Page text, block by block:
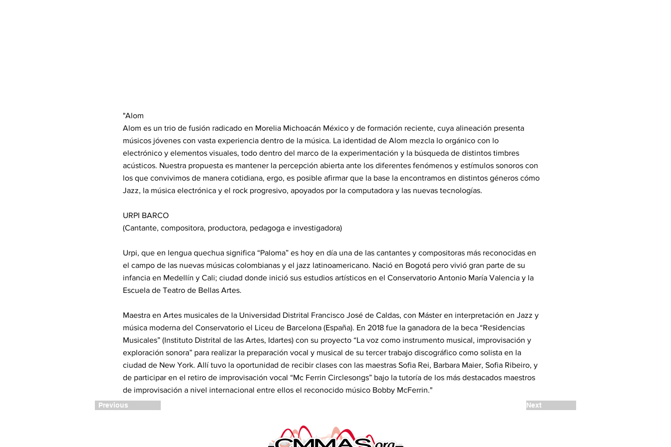
"Alom
Alom es un trio de fusión radicado en Morelia Michoacán México y de formación reciente, cuya alineación presenta
músicos jóvenes con vasta experiencia dentro de la música. La identidad de Alom mezcla lo orgánico con lo
electrónico y elementos visuales, todo dentro del marco de la experimentación y la búsqueda de distintos timbres
acústicos. Nuestra propuesta es mantener la percepción abierta ante los diferentes fenómenos y estímulos sonoros con
los que convivimos de manera cotidiana, ergo, es posible afirmar que la base la encontramos en distintos géneros cómo
Jazz, la música electrónica y el rock progresivo, apoyados por la computadora y las nuevas tecnologías.
URPI BARCO
(Cantante, compositora, productora, pedagoga e investigadora)
Urpi, que en lengua quechua significa “Paloma” es hoy en día una de las cantantes y compositoras más reconocidas en
el campo de las nuevas músicas colombianas y el jazz latinoamericano. Nació en Bogotá pero vivió gran parte de su
infancia en Medellín y Cali; ciudad donde inició sus estudios artísticos en el Conservatorio Antonio María Valencia y la
Escuela de Teatro de Bellas Artes.
Maestra en Artes musicales de la Universidad Distrital Francisco José de Caldas, con Máster en interpretación en Jazz y
música moderna del Conservatorio el Liceu de Barcelona (España). En 2018 fue la ganadora de la beca “Residencias
Musicales” (Instituto Distrital de las Artes, Idartes) con su proyecto “La voz como instrumento musical, improvisación y
exploración sonora” para realizar la preparación vocal y musical de su tercer trabajo discográfico como solista en la
ciudad de New York. Allí tuvo la oportunidad de recibir clases con las maestras Sofia Rei, Barbara Maier, Sofia Ribeiro, y
de participar en el retiro de improvisación vocal “Mc Ferrin Circlesongs” bajo la tutoría de los más destacados maestros
de improvisación a nivel internacional entre ellos el reconocido músico Bobby McFerrin."
Previous Next